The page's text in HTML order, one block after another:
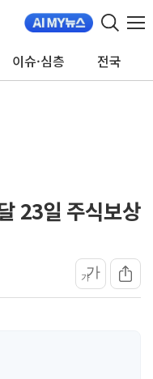
이슈·심층 전국
23일 주식보상
가가